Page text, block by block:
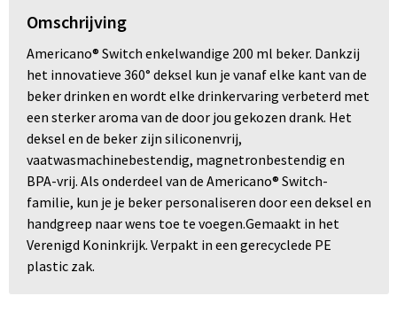
Omschrijving
Americano® Switch enkelwandige 200 ml beker. Dankzij
het innovatieve 360° deksel kun je vanaf elke kant van de
beker drinken en wordt elke drinkervaring verbeterd met
een sterker aroma van de door jou gekozen drank. Het
deksel en de beker zijn siliconenvrij,
vaatwasmachinebestendig, magnetronbestendig en
BPA-vrij. Als onderdeel van de Americano® Switch-
familie, kun je je beker personaliseren door een deksel en
handgreep naar wens toe te voegen.Gemaakt in het
Verenigd Koninkrijk. Verpakt in een gerecyclede PE
plastic zak.